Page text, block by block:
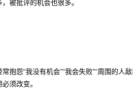
被批评的机会也很多。
怨“我没有机会”“我会失败”“周围的
须改变。